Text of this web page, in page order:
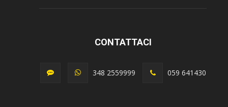
CONTATTACI
348 2559999 059 641430